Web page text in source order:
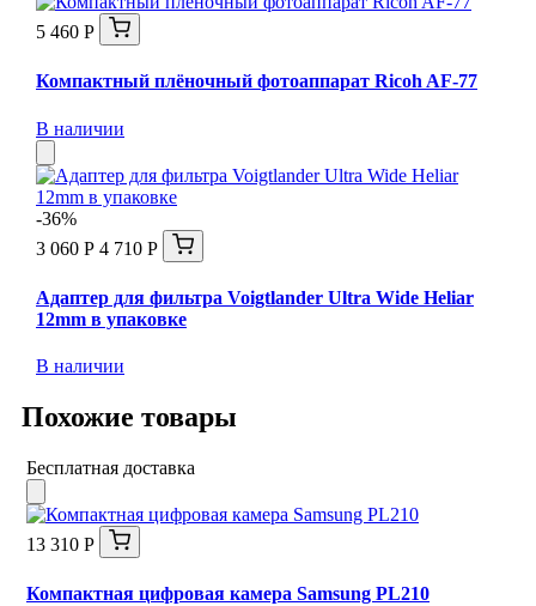
5 460 Р
Компактный плёночный фотоаппарат Ricoh AF-77
В наличии
-36%
3 060 Р 4 710 Р
Адаптер для фильтра Voigtlander Ultra Wide Heliar
12mm в упаковке
В наличии
Похожие товары
Бесплатная доставка
13 310 Р
Компактная цифровая камера Samsung PL210